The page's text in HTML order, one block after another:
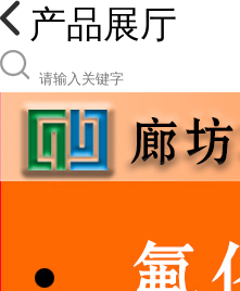
产品展厅